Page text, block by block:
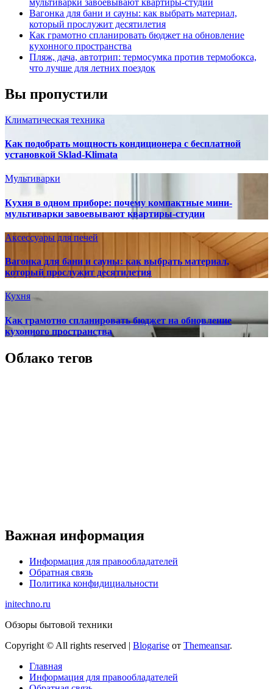
мультиварки завоевывают квартиры-студии
Вагонка для бани и сауны: как выбрать материал,
который прослужит десятилетия
Как грамотно спланировать бюджет на обновление
кухонного пространства
Пляж, дача, автотрип: термосумка против термобокса,
что лучше для летних поездок
Вы пропустили
Климатическая техника
Как подобрать мощность кондиционера с бесплатной
установкой Sklad-Klimata
Мультиварки
Кухня в одном приборе: почему компактные мини-
мультиварки завоевывают квартиры-студии
Аксессуары для печей
Вагонка для бани и сауны: как выбрать материал,
который прослужит десятилетия
Кухня
Как грамотно спланировать бюджет на обновление
кухонного пространства
Облако тегов
Важная информация
Информация для правообладателей
Обратная связь
Политика конфидициальности
initechno.ru
Обзоры бытовой техники
Copyright © All rights reserved | Blogarise от Themeansar.
Главная
Информация для правообладателей